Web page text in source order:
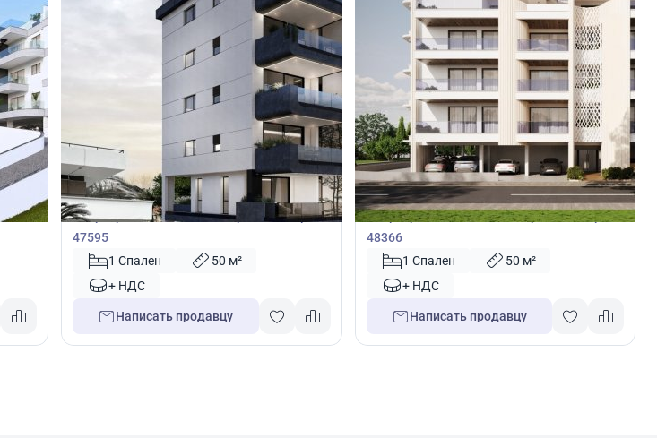
€180 000
Квартира
Квартира с 1 спальней в Ларнака, Кипр №
47595
1 Спален
50 м²
+ НДС
Написать продавцу
€180 000
Квартира
Квартира с 1 спальней в Ларнака, Кипр №
48366
1 Спален
50 м²
+ НДС
Написать продавцу